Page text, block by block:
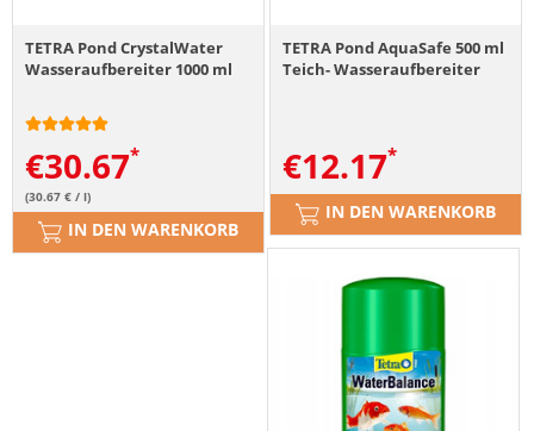
TETRA Pond CrystalWater
Wasseraufbereiter 1000 ml
€30.67
(30.67 € / l)
IN DEN WARENKORB
TETRA Pond AquaSafe 500 ml
Teich- Wasseraufbereiter
€12.17
IN DEN WARENKORB